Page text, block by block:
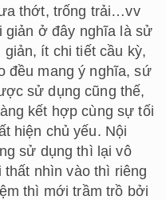
thớt, trống trải…vv
giản ở đây nghĩa là sử
ít chi tiết cầu kỳ,
đều mang ý nghĩa, sứ
sử dụng cũng thế,
kết hợp cùng sự tối
hiện chủ yếu. Nội
sử dụng thì lại vô
nhìn vào thì riêng
thì mới trầm trồ bởi